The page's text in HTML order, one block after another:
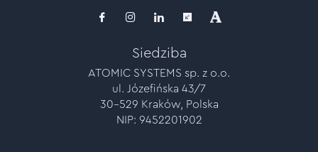
Siedziba
ATOMIC SYSTEMS sp. z o.o.
ul. Józefińska 43/7
30-529 Kraków, Polska
NIP: 9452201902